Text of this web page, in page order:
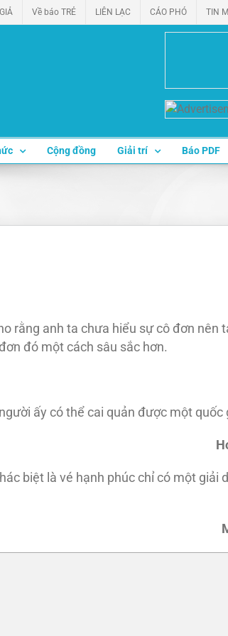
Về báo TRẺ LIÊN LẠC CÁO PHÓ TIN
Cộng đồng Giải trí Báo PDF
rằng anh ta chưa hiểu sự cô đơn nên
đó một cách sâu sắc hơn.
ấy có thể cai quản được một quốc
biệt là vé hạnh phúc chỉ có một giải